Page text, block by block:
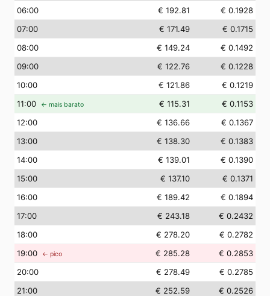
06:00 € 192.81
€ 0.1928
07:00 € 171.49
€ 0.1715
08:00 € 149.24
€ 0.1492
09:00 € 122.76
€ 0.1228
10:00 € 121.86
€ 0.1219
11:00 ← mais barato € 115.31
€ 0.1153
12:00 € 136.66
€ 0.1367
13:00 € 138.30
€ 0.1383
14:00 € 139.01
€ 0.1390
15:00 € 137.10
€ 0.1371
16:00 € 189.42
€ 0.1894
17:00 € 243.18
€ 0.2432
18:00 € 278.20
€ 0.2782
19:00 ← pico € 285.28
€ 0.2853
20:00 € 278.49
€ 0.2785
21:00 € 252.59
€ 0.2526